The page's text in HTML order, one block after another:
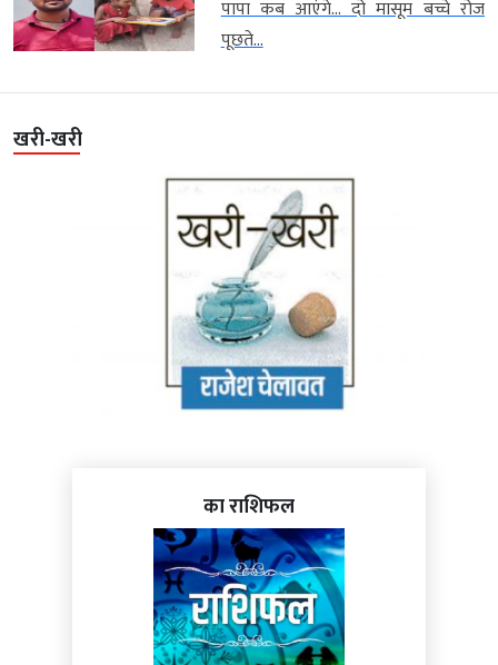
पापा कब आएंगे… दो मासूम बच्चे रोज
पूछते...
खरी-खरी
का राशिफल